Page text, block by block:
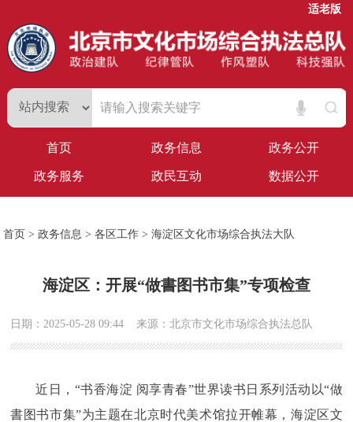
适老版
首页 政务信息 政务公开
政务服务 政民互动 数据公开
首页 >政务信息 >各区工作 >海淀区文化市场综合执法大队
海淀区：开展“做書图书市集”专项检查
日期：2025-05-28 09:44 来源：北京市文化市场综合执法总队
近日，“书香海淀 阅享青春”世界读书日系列活动以“做
書图书市集”为主题在北京时代美术馆拉开帷幕，海淀区文